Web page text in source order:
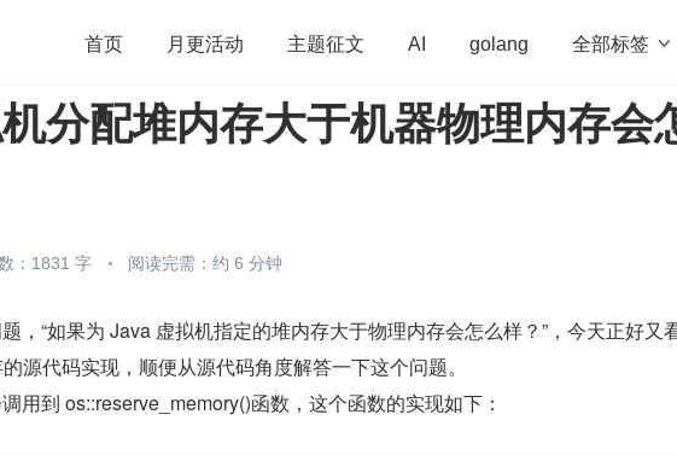
首页 月更活动 主题征文 AI golang 全部标签 
架构 OpenHarmony 算法 学习方法 Web3.0 高
分配堆内存大于机器物理内存会
：1831 字 阅读完需：约 6 分钟
，“如果为 Java 虚拟机指定的堆内存大于物理内存会怎么样？”，今天正好又
源代码实现，顺便从源代码角度解答一下这个问题。
用到 os::reserve_memory()函数，这个函数的实现如下：